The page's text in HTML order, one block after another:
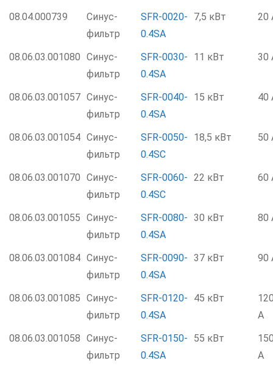
08.04.000739
Синус-
фильтр
SFR-0020-
0.4SA
7,5 кВт 20
08.06.03.001080 Синус-
фильтр
SFR-0030-
0.4SA
11 кВт 30
08.06.03.001057 Синус-
фильтр
SFR-0040-
0.4SA
15 кВт 40
08.06.03.001054 Синус-
фильтр
SFR-0050-
0.4SC
18,5 кВт 50
08.06.03.001070 Синус-
фильтр
SFR-0060-
0.4SC
22 кВт 60
08.06.03.001055 Синус-
фильтр
SFR-0080-
0.4SA
30 кВт 80
08.06.03.001084 Синус-
фильтр
SFR-0090-
0.4SA
37 кВт 90
08.06.03.001085 Синус-
фильтр
SFR-0120-
0.4SA
45 кВт
А
08.06.03.001058 Синус-
фильтр
SFR-0150-
0.4SA
55 кВт
А